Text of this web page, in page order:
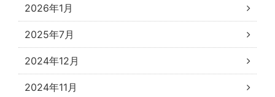
2026年1月
2025年7月
2024年12月
2024年11月